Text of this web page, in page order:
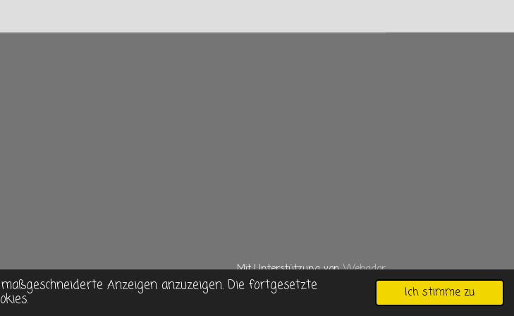
Anzeigen anzuzeigen. Die fortgesetzte
Ich stimme zu
Mit Unterstützung vonWebador